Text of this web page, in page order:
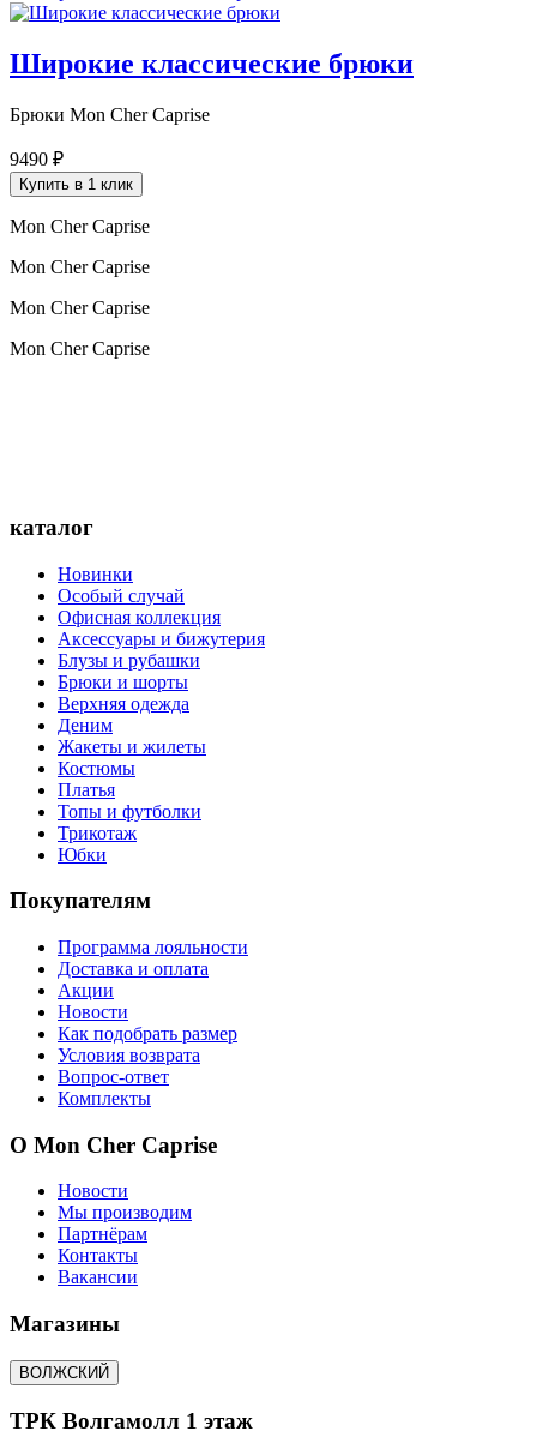
Широкие классические брюки
Брюки Mon Cher Caprise
9490 ₽
Купить в 1 клик
Mon Cher Caprise
Mon Cher Caprise
Mon Cher Caprise
Mon Cher Caprise
каталог
Новинки
Особый случай
Офисная коллекция
Аксессуары и бижутерия
Блузы и рубашки
Брюки и шорты
Верхняя одежда
Деним
Жакеты и жилеты
Костюмы
Платья
Топы и футболки
Трикотаж
Юбки
Покупателям
Программа лояльности
Доставка и оплата
Акции
Новости
Как подобрать размер
Условия возврата
Вопрос-ответ
Комплекты
О Mon Cher Caprise
Новости
Мы производим
Партнёрам
Контакты
Вакансии
Магазины
ВОЛЖСКИЙ
ТРК Волгамолл 1 этаж